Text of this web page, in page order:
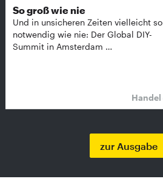
So groß wie nie
Und in unsicheren Zeiten vielleicht so
notwendig wie nie: Der Global DIY-
Summit in Amsterdam …
Handel
zur Ausgabe